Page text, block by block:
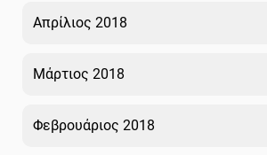
Απρίλιος 2018
Μάρτιος 2018
Φεβρουάριος 2018